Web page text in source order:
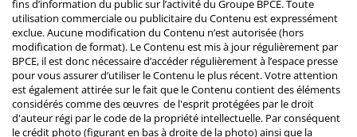
fins d’information du public sur l’activité du Groupe BPCE. Toute
utilisation commerciale ou publicitaire du Contenu est expressément
exclue. Aucune modification du Contenu n’est autorisée (hors
modification de format). Le Contenu est mis à jour régulièrement par
BPCE, il est donc nécessaire d’accéder régulièrement à l’espace presse
pour vous assurer d’utiliser le Contenu le plus récent. Votre attention
est également attirée sur le fait que le Contenu contient des éléments
considérés comme des œuvres de l'esprit protégées par le droit
d'auteur régi par le code de la propriété intellectuelle. Par conséquent
le crédit photo (figurant en bas à droite de la photo) ainsi que la